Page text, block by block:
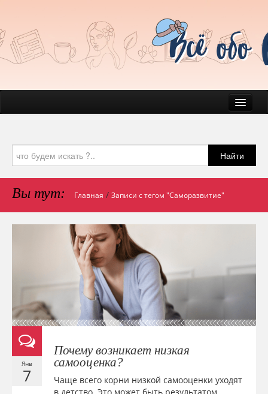
Быт
Красота
Здоровье
Домашние любимчики
Психология
Найти
Вы тут: Главная / Записи с тегом "Саморазвитие"
Янв
7
Почему возникает низкая
самооценка?
Чаще всего корни низкой самооценки уходят